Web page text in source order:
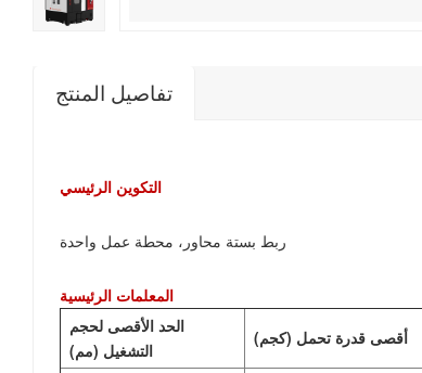
تفاصيل المنتج
التكوين الرئيسي
ربط بستة محاور، محطة عمل واحدة
المعلمات الرئيسية
الحد الأقصى لحجم
التشغيل (مم)
أقصى قدرة تحمل (كجم)